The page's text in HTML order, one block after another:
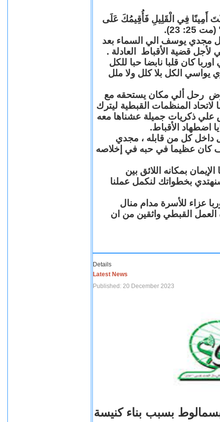
أَمِينًا فِي الْقَلِيلِ فَأُقِيمُكَ عَلَى
23).
مجدي يوسف الي السماء بعد
قضية الأقباط العادلة .
كان قلبا نابضا حبا للكل
يواسي الكل بلا كلل ولا ملل
رحل ألي مكان يستحقه مع
المنظمات القبطية ليترك
علي ذكريات جميلة عشناها معه
اضطهاد الأقباط.
داخل كل من قابله ، مجدي
عظيما في حبه في إخلاصه
بمكانه اللائق بين
بخطواتك لنكمل عملنا
عزاء للأسرة مدام منال
العمل القبطي واثقين من ان
Details
Latest News
Published: 20 December 2023
بسبب بناء كنيسة